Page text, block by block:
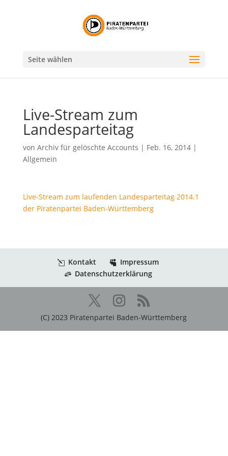
Seite wählen
Live-Stream zum
Landesparteitag
von Archiv für gelöschte Accounts | Feb. 16, 2014|
Allgemein
Live-Stream zum laufenden Landesparteitag 2014.1
der Piratenpartei Baden-Württemberg
Kontakt
Impressum
Datenschutzerklärung
(C) 2023 Piratenpartei Baden-Württemberg